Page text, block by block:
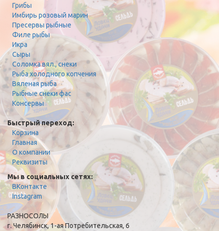
Грибы
Имбирь розовый марин
Пресервы рыбные
Филе рыбы
Икра
Сыры
Соломка вял., снеки
Рыба холодного копчения
Вяленая рыба
Рыбные снеки фас
Консервы
Быстрый переход:
Корзина
Главная
О компании
Реквизиты
Мы в социальных сетях:
ВКонтакте
Instagram
РАЗНОСОЛЫ
г. Челябинск, 1-ая Потребительская, 6